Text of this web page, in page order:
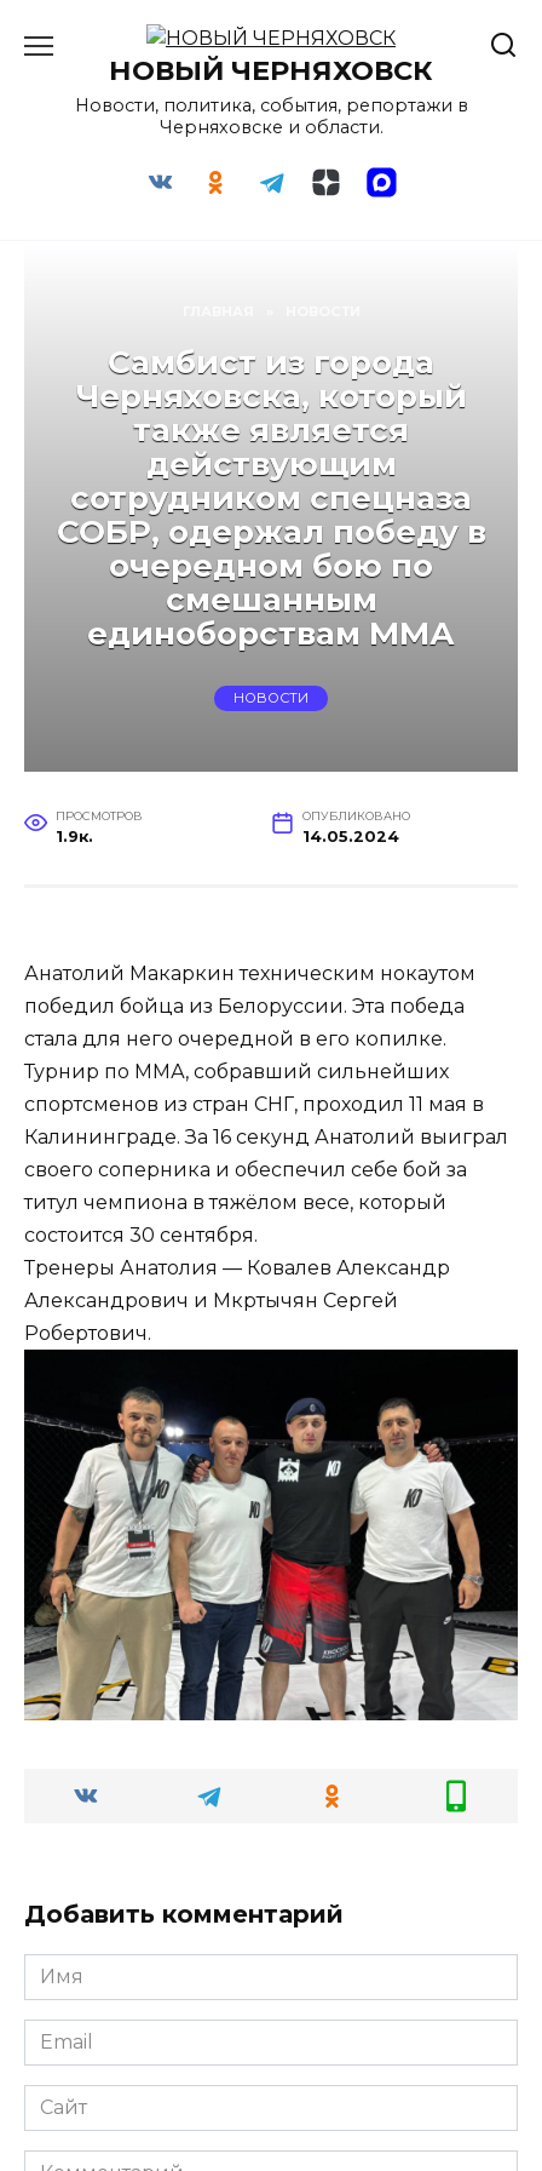
содержаниюНОВЫЙ ЧЕРНЯХОВСК
Новости, политика, события, репортажи в
Черняховске и области.
Самбист из города
Черняховска, который
также является
действующим
сотрудником спецназа
СОБР, одержал победу в
очередном бою по
смешанным
единоборствам ММА
НОВОСТИ
ПРОСМОТРОВ
1.9к.
ОПУБЛИКОВАНО
14.05.2024
Анатолий Макаркин техническим нокаутом
победил бойца из Белоруссии. Эта победа
стала для него очередной в его копилке.
Турнир по ММА, собравший сильнейших
спортсменов из стран СНГ, проходил 11 мая в
Калининграде. За 16 секунд Анатолий выиграл
своего соперника и обеспечил себе бой за
титул чемпиона в тяжёлом весе, который
состоится 30 сентября.
Тренеры Анатолия — Ковалев Александр
Александрович и Мкртычян Сергей
Робертович.
Добавить комментарий
Имя
Email
Сайт
Комментарий